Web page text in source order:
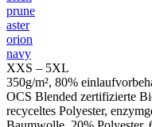
prune
aster
orion
navy
XXS – 5XL
350g/m², 80%
OCS Blended zertifizierte
recyceltes Polyester,